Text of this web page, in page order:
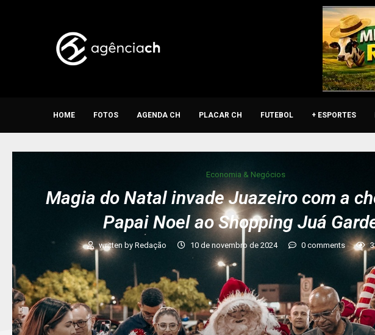
HOME FOTOS AGENDA CH PLACAR CH FUTEBOL + ESPORTES
Economia & Negócios
Magia do Natal invade Juazeiro com a
Papai Noel ao Shopping Juá
written by Redação 10 de novembro de 2024 0 comments